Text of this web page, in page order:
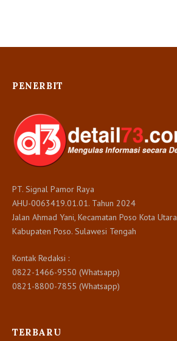
PENERBIT
PT. Signal Pamor Raya
AHU-0063419.01.01. Tahun 2024
Jalan Ahmad Yani, Kecamatan Poso Kota Utara
Kabupaten Poso. Sulawesi Tengah
Kontak Redaksi :
0822-1466-9550 (Whatsapp)
0821-8800-7855 (Whatsapp)
TERBARU